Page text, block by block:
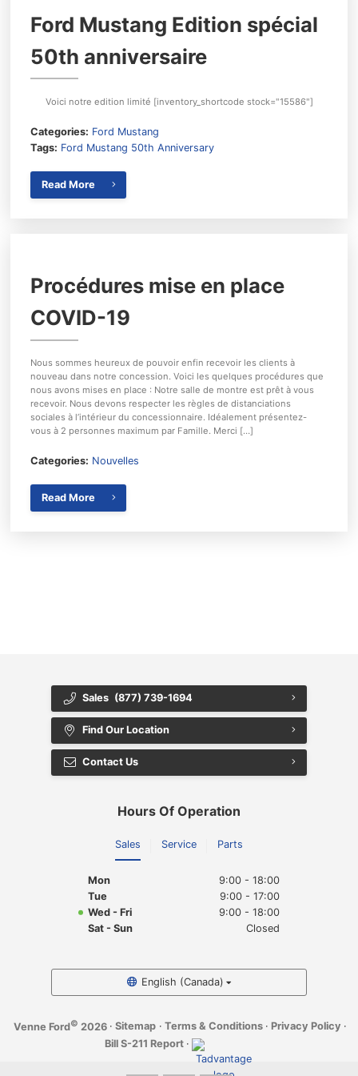
Ford Mustang Edition spécial
50th anniversaire
Voici notre edition limité [inventory_shortcode stock="15586"]
Categories: Ford Mustang
Tags: Ford Mustang 50th Anniversary
Read More
Procédures mise en place
COVID-19
Nous sommes heureux de pouvoir enfin recevoir les clients à
nouveau dans notre concession. Voici les quelques procédures que
nous avons mises en place : Notre salle de montre est prêt à vous
recevoir. Nous devons respecter les règles de distanciations
sociales à l’intérieur du concessionnaire. Idéalement présentez-
vous à 2 personnes maximum par Famille. Merci […]
Categories: Nouvelles
Read More
Sales (877) 739-1694
Find Our Location
Contact Us
Hours Of Operation
Sales Service Parts
Mon
9:00 - 18:00
Tue
9:00 - 17:00
Wed - Fri
9:00 - 18:00
Sat - Sun
Closed
English (Canada)
Venne Ford© 2026 · Sitemap · Terms & Conditions · Privacy Policy ·
Bill S-211 Report ·